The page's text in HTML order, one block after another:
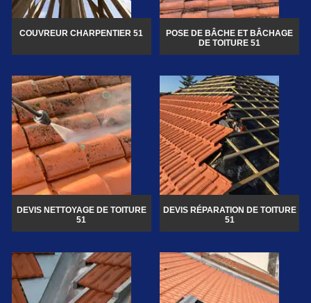
COUVREUR CHARPENTIER 51
POSE DE BÂCHE ET BÂCHAGE
DE TOITURE 51
DEVIS NETTOYAGE DE TOITURE
51
DEVIS RÉPARATION DE TOITURE
51